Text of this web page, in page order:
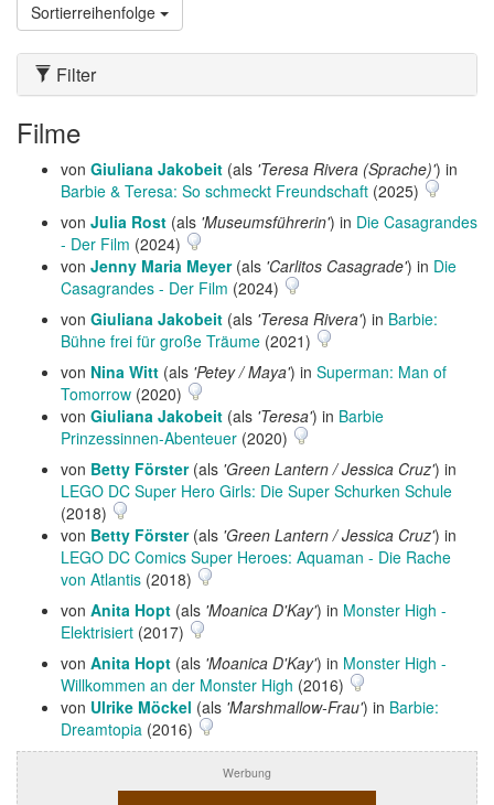
Sortierreihenfolge
Filter
Filme
von Giuliana Jakobeit (als 'Teresa Rivera (Sprache)') in
Barbie & Teresa: So schmeckt Freundschaft (2025)
von Julia Rost (als 'Museumsführerin') in Die Casagrandes
- Der Film (2024)
von Jenny Maria Meyer(als 'Carlitos Casagrade') in Die
Casagrandes - Der Film (2024)
von Giuliana Jakobeit (als 'Teresa Rivera') in Barbie:
Bühne frei für große Träume (2021)
von Nina Witt (als 'Petey / Maya') in Superman: Man of
Tomorrow (2020)
von Giuliana Jakobeit (als 'Teresa') in Barbie
Prinzessinnen-Abenteuer (2020)
von Betty Förster(als 'Green Lantern / Jessica Cruz') in
LEGO DC Super Hero Girls: Die Super Schurken Schule
(2018)
von Betty Förster(als 'Green Lantern / Jessica Cruz') in
LEGO DC Comics Super Heroes: Aquaman - Die Rache
von Atlantis (2018)
von Anita Hopt (als 'Moanica D'Kay') in Monster High -
Elektrisiert (2017)
von Anita Hopt (als 'Moanica D'Kay') in Monster High -
Willkommen an der Monster High (2016)
von Ulrike Möckel (als 'Marshmallow-Frau') in Barbie:
Dreamtopia (2016)
Werbung